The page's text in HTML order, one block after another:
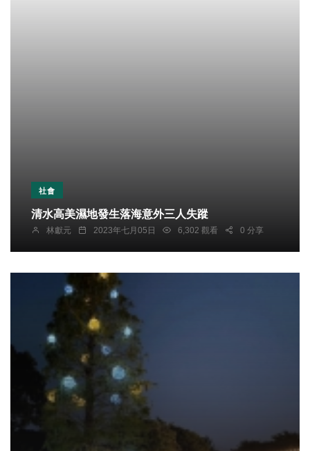
社會
清水高美濕地發生落海意外三人失蹤
林獻元 2023年七月05日 6,302 觀看 0 分享